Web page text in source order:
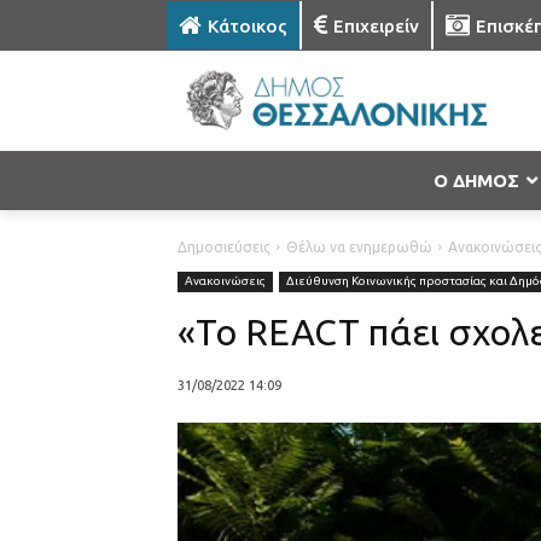
Κάτοικος Επιχειρείν
Ο ΔΗΜΟΣ
Δημοσιεύσεις Θέλω να ενημερωθώ Ανακοινώσεις
Ανακοινώσεις Διεύθυνση Κοινωνικής προστασίας και
«Το REACT πάει
31/08/2022 14:09